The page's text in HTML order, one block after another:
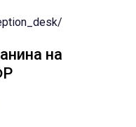
на